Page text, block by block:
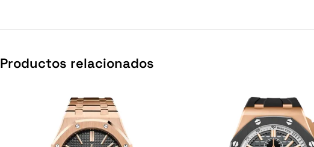
Productos relacionados